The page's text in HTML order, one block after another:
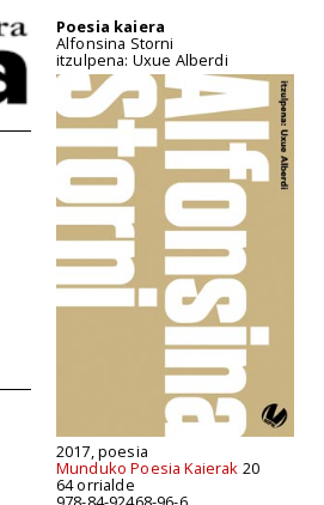
Poesia kaiera
Alfonsina Storni
itzulpena: Uxue Alberdi
2017, poesia
Munduko Poesia Kaierak 20
64 orrialde